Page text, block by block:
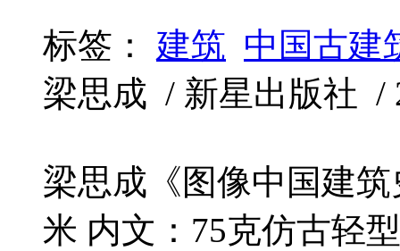
标签： 建筑 中国古建
梁思成 / 新星出版社 /
梁思成《图像中国建
米 内文：75克仿古轻